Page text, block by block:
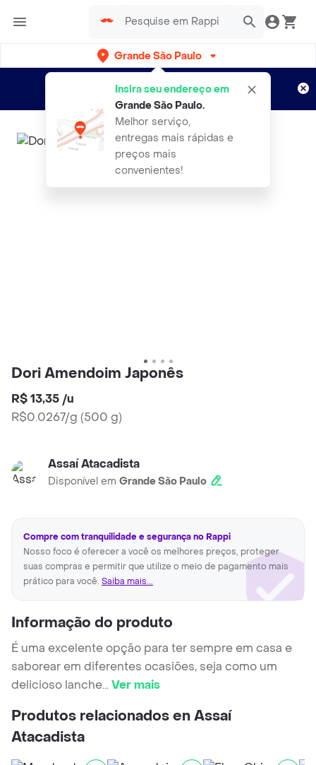
Grande São Paulo
Insira seu endereço em
Grande São Paulo.
Melhor serviço,
entregas mais rápidas e
preços mais
convenientes!
Entregas grátis por 15 dias!
Aplicam T&C
Dori Amendoim Japonês
R$ 13,35 /u
R$0.0267/g (500 g)
Assaí Atacadista
Disponível em Grande São Paulo
Compre com tranquilidade e segurança no Rappi
Nosso foco é oferecer a você os melhores preços, proteger
suas compras e permitir que utilize o meio de pagamento mais
prático para você. Saiba mais...
Informação do produto
É uma excelente opção para ter sempre em casa e
saborear em diferentes ocasiões, seja como um
delicioso lanche...Ver mais
Produtos relacionados en Assaí
Atacadista